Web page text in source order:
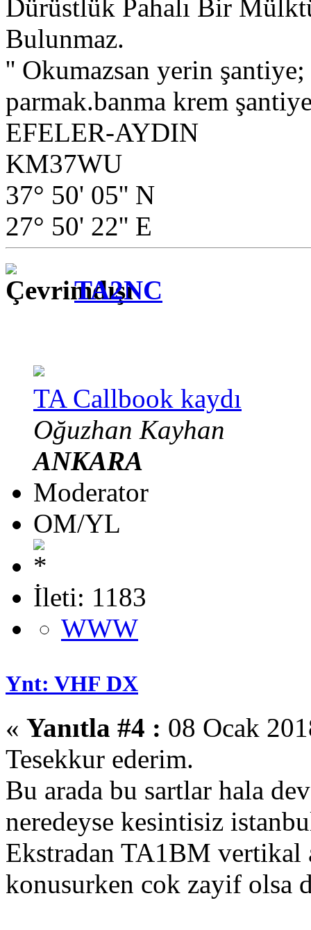
Dürüstlük Pahalı Bir
Bulunmaz.
'' Okumazsan yerin
parmak.banma krem
EFELER-AYDIN
KM37WU
37° 50' 05'' N
27° 50' 22'' E
TA2NC
TA Callbook kaydı
Oğuzhan Kayhan
ANKARA
Moderator
OM/YL
İleti: 1183
WWW
Ynt: VHF DX
« Yanıtla #4 : 08 Ocak
Tesekkur ederim.
Bu arada bu sartlar hala
neredeyse kesintisiz
Ekstradan TA1BM
konusurken cok zayif olsa